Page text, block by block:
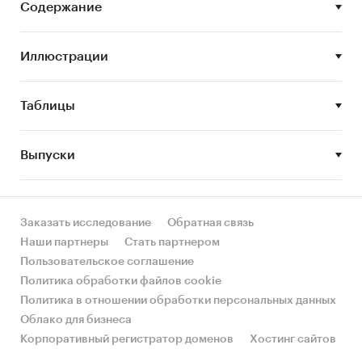
развития рынка опилок
Описание состояния рынка опилок
Оценка текущих тенденций и перспектив
Анализ влияния кризисов на отрасль
Основные блоки исследования:
Содержание
Иллюстрации
Таблицы
Выпуски
Заказать исследование
Обратная связь
Наши партнеры
Стать партнером
Пользовательское соглашение
Политика обработки файлов cookie
Политика в отношении обработки персональных данных
Облако для бизнеса
Корпоративный регистратор доменов
Хостинг сайтов